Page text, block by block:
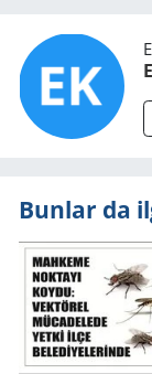
Bunlar da